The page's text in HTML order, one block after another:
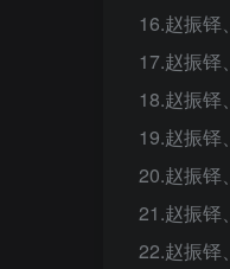
16.赵振铎
17.赵振铎
18.赵振铎
19.赵振铎
20.赵振铎
21.赵振铎
22.赵振铎